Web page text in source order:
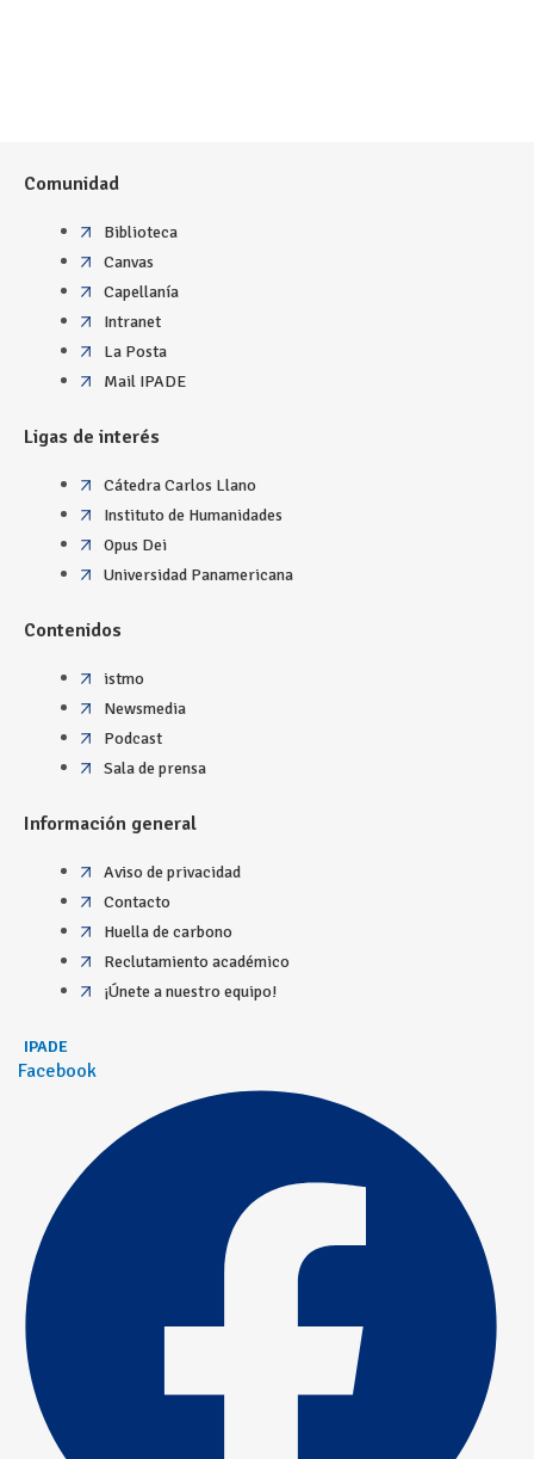
Comunidad
Biblioteca
Canvas
Capellanía
Intranet
La Posta
Mail IPADE
Ligas de interés
Cátedra Carlos Llano
Instituto de Humanidades
Opus Dei
Universidad Panamericana
Contenidos
istmo
Newsmedia
Podcast
Sala de prensa
Información general
Aviso de privacidad
Contacto
Huella de carbono
Reclutamiento académico
¡Únete a nuestro equipo!
IPADE
Facebook